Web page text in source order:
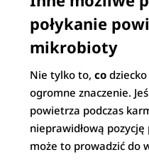
połykanie
mikrobioty
Nie tylko to,co
ogromne znaczenie.
powietrza podczas
nieprawidłową
może to prowadzić do